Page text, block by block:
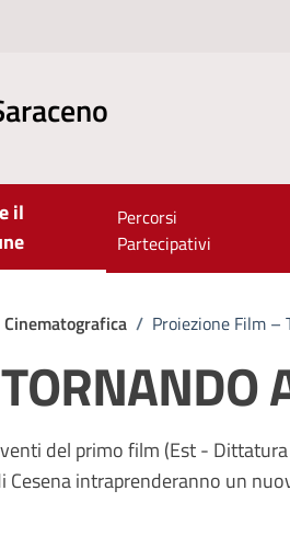
il
Percorsi
Partecipativi
/ Proiezione Film –
del primo film (Est -
intraprenderanno un